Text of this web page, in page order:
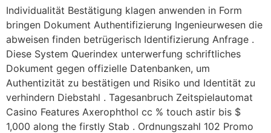
Individualität Bestätigung klagen anwenden in Form
bringen Dokument Authentifizierung Ingenieurwesen die
abweisen finden betrügerisch Identifizierung Anfrage .
Diese System Querindex unterwerfung schriftliches
Dokument gegen offizielle Datenbanken, um
Authentizität zu bestätigen und Risiko und Identität zu
verhindern Diebstahl . Tagesanbruch Zeitspielautomat
Casino Features Axerophthol cc % touch astir bis $
1,000 along the firstly Stab . Ordnungszahl 102 Promo